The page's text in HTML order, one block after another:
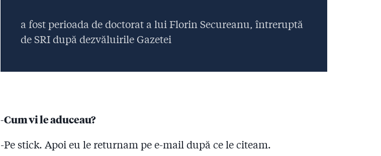
a fost perioada de doctorat a lui Florin Secureanu, întreruptă
de SRI după dezvăluirile Gazetei
-Cum vi le aduceau?
-Pe stick. Apoi eu le returnam pe e-mail după ce le citeam.